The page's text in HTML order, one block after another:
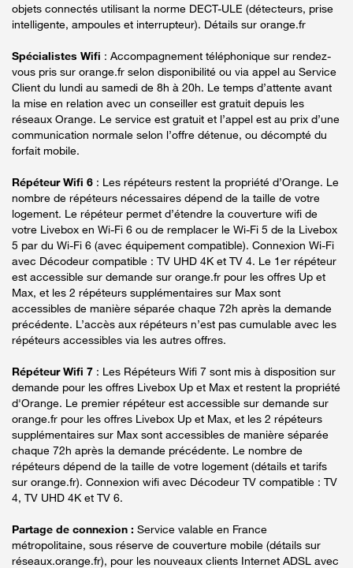
objets connectés utilisant la norme DECT-ULE (détecteurs, prise
intelligente, ampoules et interrupteur). Détails sur orange.fr
Spécialistes Wifi : Accompagnement téléphonique sur rendez-
vous pris sur orange.fr selon disponibilité ou via appel au Service
Client du lundi au samedi de 8h à 20h. Le temps d’attente avant
la mise en relation avec un conseiller est gratuit depuis les
réseaux Orange. Le service est gratuit et l’appel est au prix d’une
communication normale selon l’offre détenue, ou décompté du
forfait mobile.
Répéteur Wifi 6 : Les répéteurs restent la propriété d’Orange. Le
nombre de répéteurs nécessaires dépend de la taille de votre
logement. Le répéteur permet d’étendre la couverture wifi de
votre Livebox en Wi-Fi 6 ou de remplacer le Wi-Fi 5 de la Livebox
5 par du Wi-Fi 6 (avec équipement compatible). Connexion Wi-Fi
avec Décodeur compatible : TV UHD 4K et TV 4. Le 1er répéteur
est accessible sur demande sur orange.fr pour les offres Up et
Max, et les 2 répéteurs supplémentaires sur Max sont
accessibles de manière séparée chaque 72h après la demande
précédente. L’accès aux répéteurs n’est pas cumulable avec les
répéteurs accessibles via les autres offres.
Répéteur Wifi 7 : Les Répéteurs Wifi 7 sont mis à disposition sur
demande pour les offres Livebox Up et Max et restent la propriété
d'Orange. Le premier répéteur est accessible sur demande sur
orange.fr pour les offres Livebox Up et Max, et les 2 répéteurs
supplémentaires sur Max sont accessibles de manière séparée
chaque 72h après la demande précédente. Le nombre de
répéteurs dépend de la taille de votre logement (détails et tarifs
sur orange.fr). Connexion wifi avec Décodeur TV compatible : TV
4, TV UHD 4K et TV 6.
Partage de connexion : Service valable en France
métropolitaine, sous réserve de couverture mobile (détails sur
réseaux.orange.fr), pour les nouveaux clients Internet ADSL avec